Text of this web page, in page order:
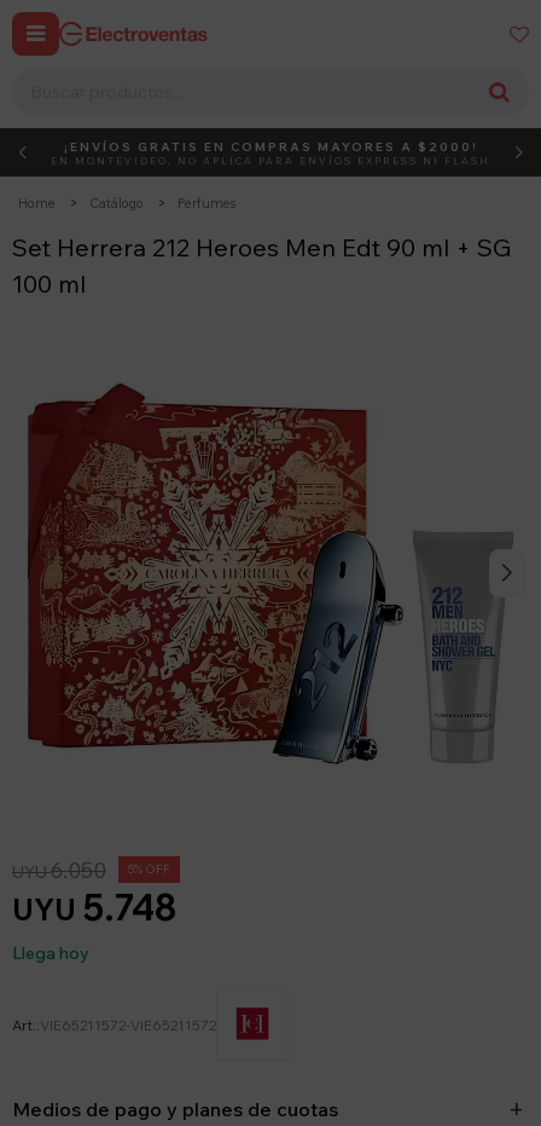
 
DEBUT ACTIVÁ EL CÓDIGO
¡ENVÍOS GRATIS EN COMPRAS MAYORES A $2000!
EN MONTEVIDEO, NO APLICA PARA ENVÍOS EXPRESS NI FLASH
Home Catálogo Perfumes
Set Herrera 212 Heroes Men Edt 90 ml + SG
100 ml
UYU 5.748
UYU6.050 5
Llega hoy
VIE65211572-VIE65211572
Medios de pago y planes de cuotas